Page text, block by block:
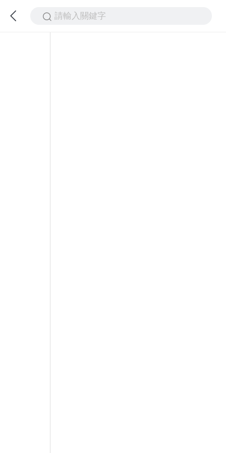
請輸入關鍵字